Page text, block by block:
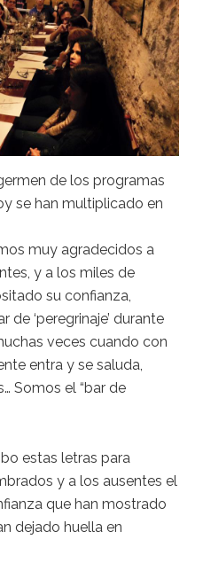
de los programas
se han multiplicado en
muy agradecidos a
y a los miles de
su confianza,
‘peregrinaje’ durante
veces cuando con
entra y se saluda,
Somos el “bar de
estas letras para
y a los ausentes el
que han mostrado
dejado huella en